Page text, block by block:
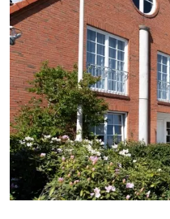
Juniorsuite/n
2 Erwachsene